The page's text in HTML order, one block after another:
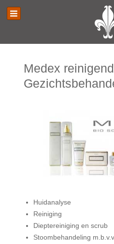
Medex
Huidanalyse
Reiniging
Dieptereiniging en scrub
Stoombehandeling